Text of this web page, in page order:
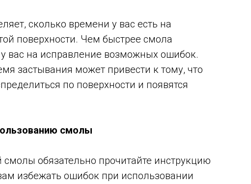
сколько времени у вас есть на
поверхности. Чем быстрее смола
вас на исправление возможных ошибок.
застывания может привести к тому, что
по поверхности и появятся
смолы
обязательно прочитайте инструкцию
избежать ошибок при использовании